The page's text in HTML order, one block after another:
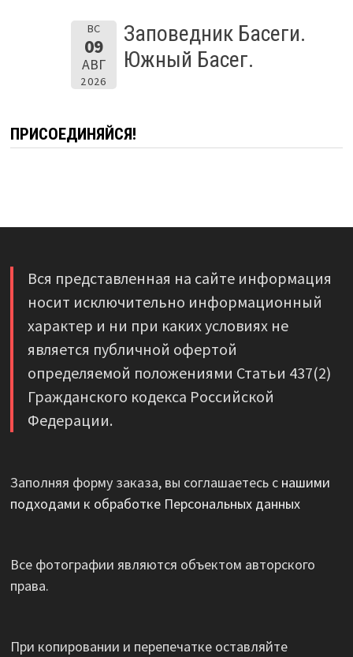
ВС
09
АВГ
2026
Заповедник Басеги.
Южный Басег.
ПРИСОЕДИНЯЙСЯ!
Вся представленная на сайте информация
носит исключительно информационный
характер и ни при каких условиях не
является публичной офертой
определяемой положениями Статьи 437(2)
Гражданского кодекса Российской
Федерации.
Заполняя форму заказа, вы соглашаетесь с нашими
подходами к обработке Персональных данных
Все фотографии являются объектом авторского
права.
При копировании и перепечатке оставляйте